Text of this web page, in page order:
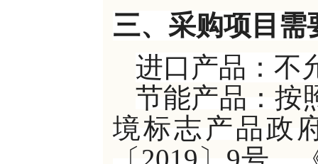
三、采购项目需
进口产品：不
节能产品：按
境标志产品政